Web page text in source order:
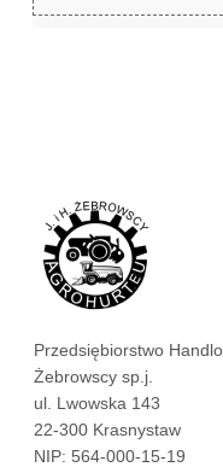
Przedsiębiorstwo
Żebrowscy sp.j.
ul. Lwowska 143
22-300 Krasnystaw
NIP: 564-000-15-19